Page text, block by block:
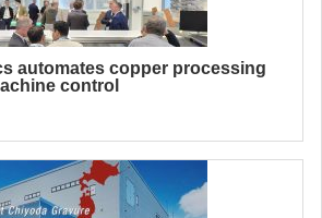
automates copper processing
control